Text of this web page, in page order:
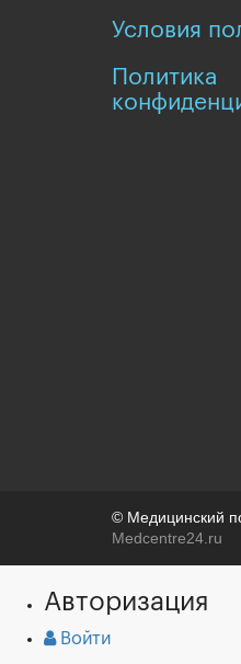
Условия
Политика
© Медицинский
Medcentre24.ru
Авторизация
Войти